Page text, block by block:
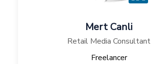
Mert Canli
Retail Media Consultant
Freelancer